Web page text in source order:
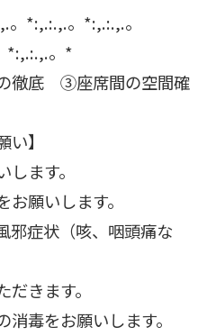
*:,.:.,.。*:,.:.,.。
*:,.:.,.。*
底 ③座席間の空間確
】
ます。
願いします。
邪症状（咳、咽頭痛な
きます。
毒をお願いします。